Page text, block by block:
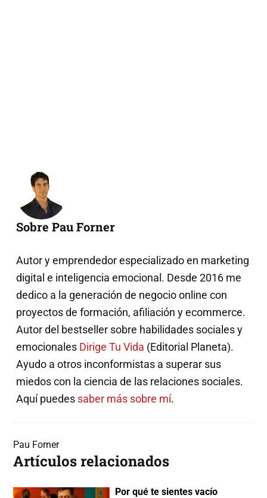
Sobre Pau Forner
Autor y emprendedor especializado en marketing
digital e inteligencia emocional. Desde 2016 me
dedico a la generación de negocio online con
proyectos de formación, afiliación y ecommerce.
Autor del bestseller sobre habilidades sociales y
emocionales Dirige Tu Vida (Editorial Planeta).
Ayudo a otros inconformistas a superar sus
miedos con la ciencia de las relaciones sociales.
Aquí puedes saber más sobre mí.
Pau Forner
Artículos relacionados
Por qué te sientes vacío